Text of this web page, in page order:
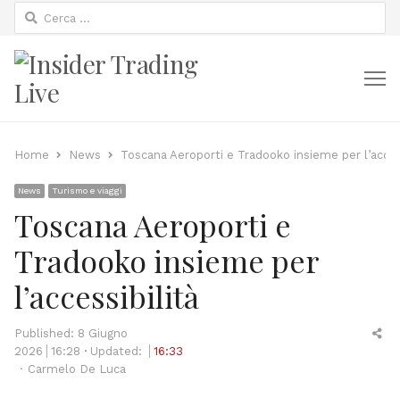
Ricerca
per:
Home News Toscana Aeroporti e Tradooko insieme per
News Turismo e viaggi
Toscana Aeroporti e
Tradooko insieme per
l’accessibilità
Published: 8 Giugno
2026
16:28 Updated:
16:33
Author
Carmelo De Luca